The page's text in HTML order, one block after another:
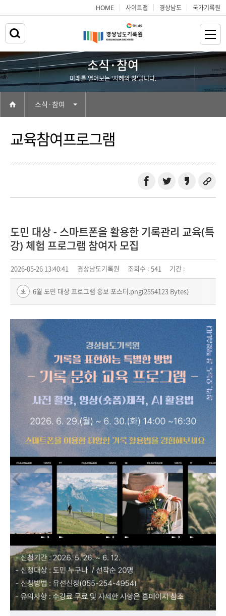
HOME 사이트맵 경상남도 국가기록원
소식·참여
미래를 열어보는 '지혜의 창'입니다.
소식·참여
교육참여프로그램
도민 대상 - 스마트폰을 활용한 기록관리 교육(특
강) 체험 프로그램 참여자 모집
2026-05-26 13:40:41 경상남도기록원 조회수 : 541 기간 :
6월 도민 대상 프로그램 홍보 포스터.png(2554123 Bytes)
‹ ›